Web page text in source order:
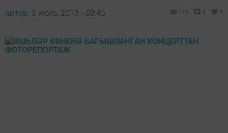
автор, 3 июль 2013 - 09:45 776 0 0